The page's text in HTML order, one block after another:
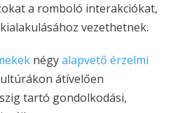
a romboló interakciókat,
vezethetnek.
négyalapvető érzelmi
átívelően
tartó gondolkodási,